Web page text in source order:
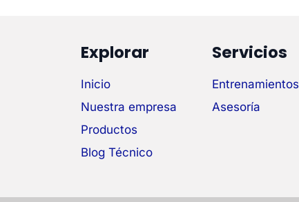
Explorar
Inicio
Nuestra empresa
Productos
Blog Técnico
Servicios
Entrenamientos
Asesoría